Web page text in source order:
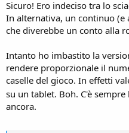
Sicuro! Ero indeciso tra lo
In alternativa, un continuo
che diverebbe un conto alla
Intanto ho imbastito la
rendere proporzionale il
caselle del gioco. In effetti
su un tablet. Boh. C'è sempre
ancora.